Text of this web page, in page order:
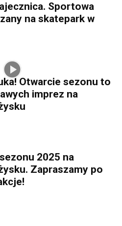
Sportowa
na skatepark w
Otwarcie sezonu to
imprez na
2025 na
Zapraszamy po